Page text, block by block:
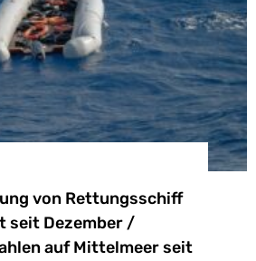
von Rettungsschiff
seit Dezember /
auf Mittelmeer seit